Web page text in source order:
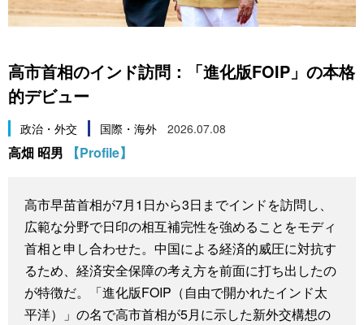
العربية
社会
文化
暮らし
スポーツ・東京2020
旅と暮らし
動画/Live
Cinema
Topics
Images
暮らし
スポーツ・東京2020
高市首相のインド訪問：「進化版FOIP」の本格
的デビュー
政治・外交 国際・海外 2026.07.08
高畑 昭男 【Profile】
高市早苗首相が7月1日から3日までインドを訪問し、
広範な分野で日印の相互補完性を強めることをモディ
首相と申し合わせた。中国による経済的威圧に対抗す
るため、経済安全保障の考え方を前面に打ち出したの
が特徴だ。「進化版FOIP（自由で開かれたインド太
平洋）」の名で高市首相が5月に示した新外交構想の